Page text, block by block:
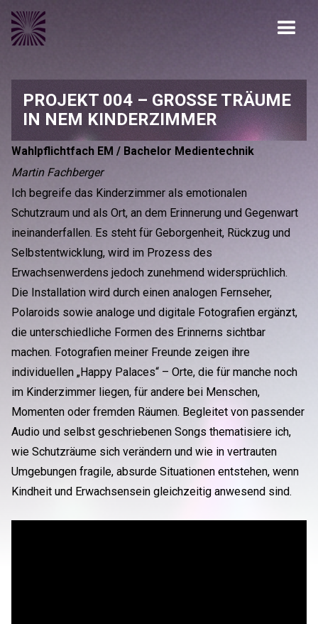
PROJEKT 004 – GROSSE TRÄUME
IN NEM KINDERZIMMER
Wahlpflichtfach EM / Bachelor Medientechnik
Martin Fachberger
Ich begreife das Kinderzimmer als emotionalen
Schutzraum und als Ort, an dem Erinnerung und Gegenwart
ineinanderfallen. Es steht für Geborgenheit, Rückzug und
Selbstentwicklung, wird im Prozess des
Erwachsenwerdens jedoch zunehmend widersprüchlich.
Die Installation wird durch einen analogen Fernseher,
Polaroids sowie analoge und digitale Fotografien ergänzt,
die unterschiedliche Formen des Erinnerns sichtbar
machen. Fotografien meiner Freunde zeigen ihre
individuellen „Happy Palaces“ – Orte, die für manche noch
im Kinderzimmer liegen, für andere bei Menschen,
Momenten oder fremden Räumen. Begleitet von passender
Audio und selbst geschriebenen Songs thematisiere ich,
wie Schutzräume sich verändern und wie in vertrauten
Umgebungen fragile, absurde Situationen entstehen, wenn
Kindheit und Erwachsensein gleichzeitig anwesend sind.